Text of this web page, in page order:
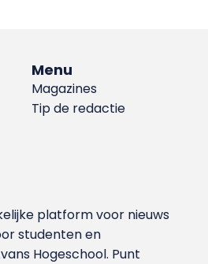
Menu
Magazines
Tip de redactie
platform voor nieuws
studenten en
Hoge­school. Punt